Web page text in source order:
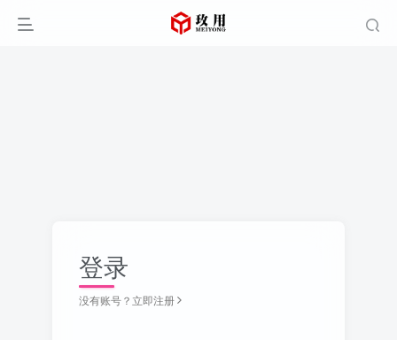
登录
没有账号？立即注册